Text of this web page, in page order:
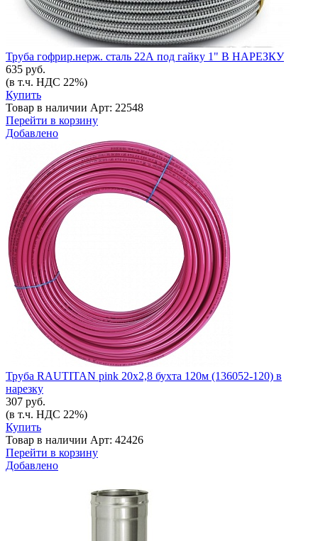
Труба гофрир.нерж. сталь 22А под гайку 1" В НАРЕЗКУ
635 руб.
(в т.ч. НДС 22%)
Купить
Товар в наличии Арт: 22548
Перейти в корзину
Добавлено
Труба RAUTITAN pink 20x2,8 бухта 120м (136052-120) в
нарезку
307 руб.
(в т.ч. НДС 22%)
Купить
Товар в наличии Арт: 42426
Перейти в корзину
Добавлено